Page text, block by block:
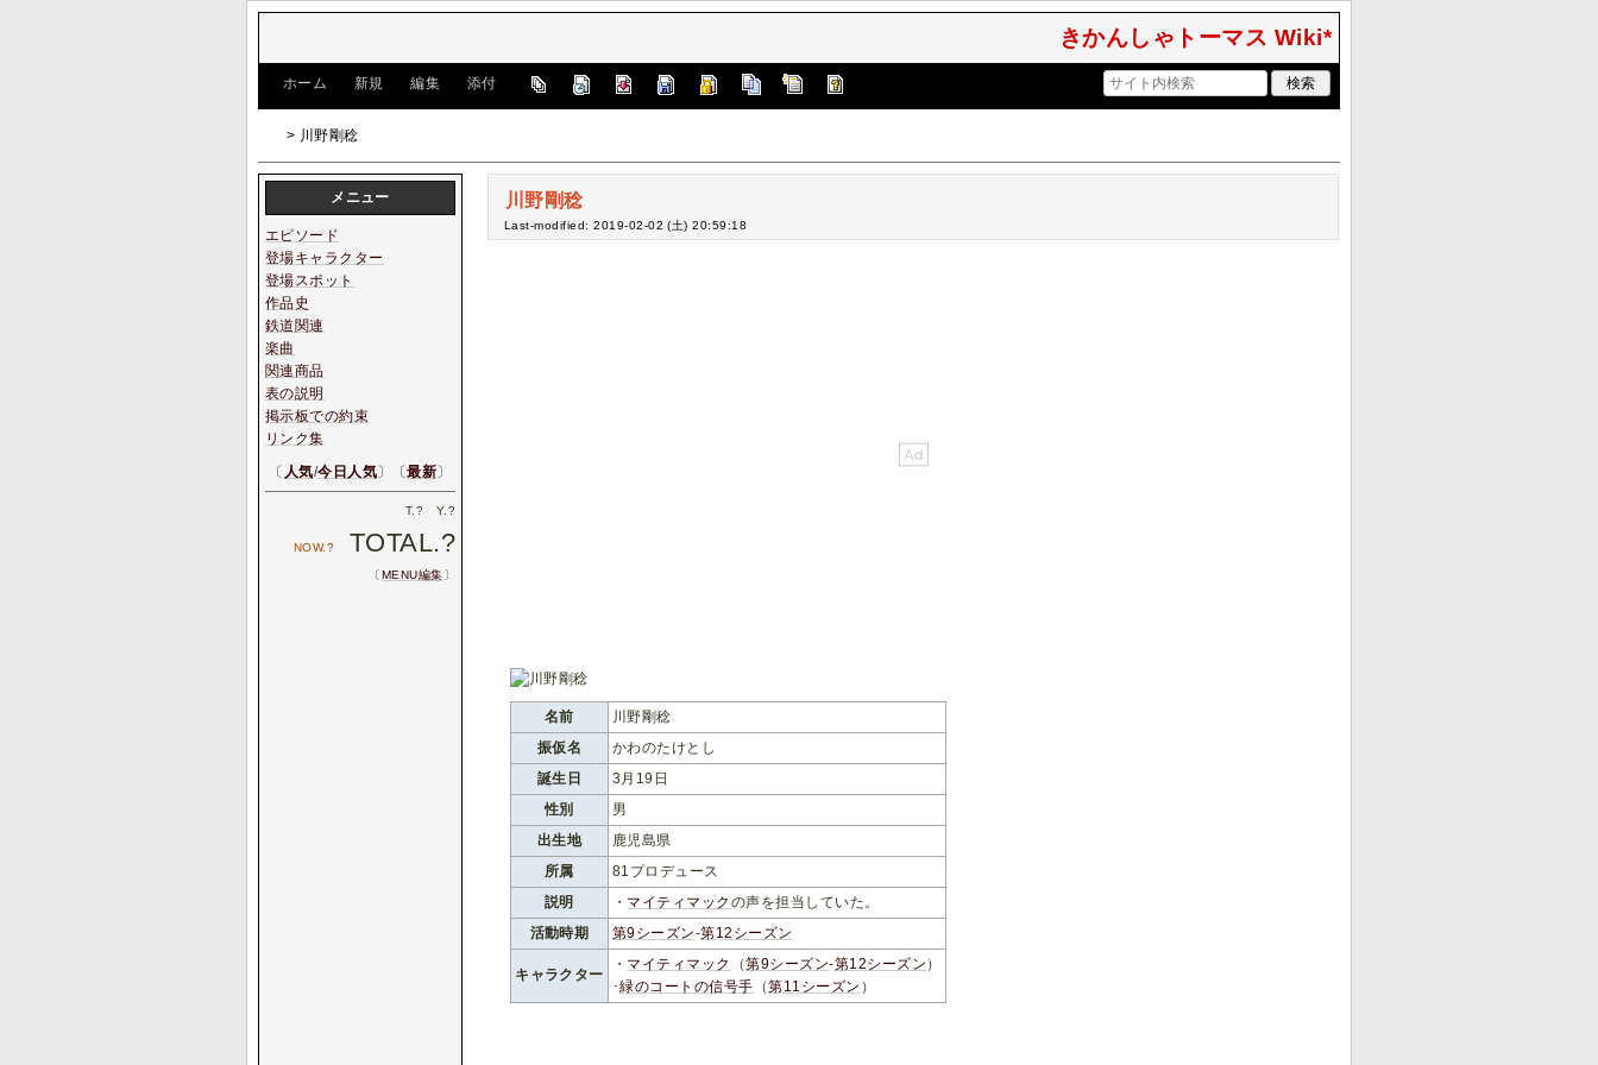
きかんしゃトーマス Wiki*
ホーム 新規 編集 添付
> 川野剛稔
川野剛稔
Last-modified: 2019-02-02 (土) 20:59:18
名前
川野剛稔
振仮名
かわのたけとし
誕生日
3月19日
性別
男
出生地
鹿児島県
所属
81プロデュース
説明
・ マイティマック の声を担当していた。
活動時期
第9シーズン-第12シーズン
キャラクター
・ マイティマック （第9シーズン-第12シーズン ）
･緑のコートの信号手 （第11シーズン ）
メニュー
エピソード
登場キャラクター
登場スポット
作品史
鉄道関連
楽曲
関連商品
表の説明
掲示板での約束
リンク集
〔 人気/今日人気〕〔最新〕
T. ? Y. ?
NOW.? TOTAL.?
〔MENU編集〕